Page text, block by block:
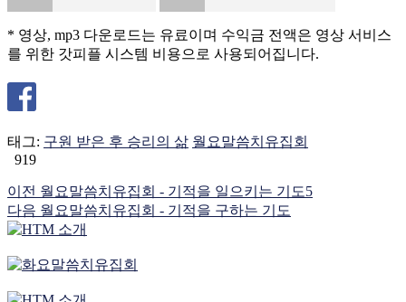
* 영상, mp3 다운로드는 유료이며 수익금 전액은 영상 서비스
를 위한 갓피플 시스템 비용으로 사용되어집니다.
태그: 구원 받은 후 승리의 삶 월요말씀치유집회
919
이전 월요말씀치유집회 - 기적을 일으키는 기도5
다음 월요말씀치유집회 - 기적을 구하는 기도